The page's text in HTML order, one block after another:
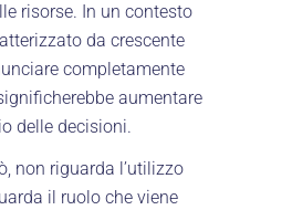
risorse. In un contesto
da crescente
completamente
aumentare
delle decisioni.
non riguarda l’utilizzo
il ruolo che viene